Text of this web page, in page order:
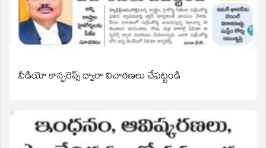
వీడియో కాన్ఫరెన్స్ ద్వారా విచారణలు చేపట్టండి